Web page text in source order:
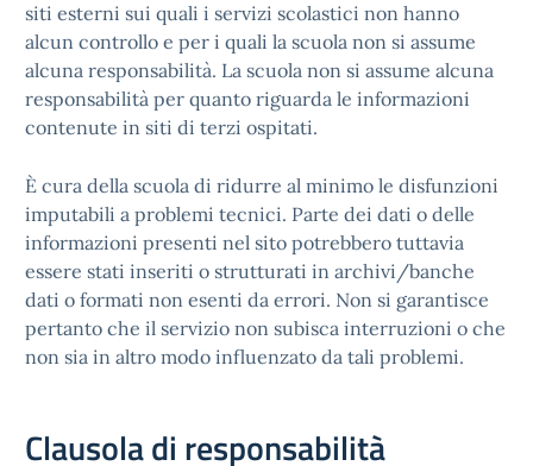
siti esterni sui quali i servizi scolastici non hanno
alcun controllo e per i quali la scuola non si assume
alcuna responsabilità. La scuola non si assume alcuna
responsabilità per quanto riguarda le informazioni
contenute in siti di terzi ospitati.
È cura della scuola di ridurre al minimo le disfunzioni
imputabili a problemi tecnici. Parte dei dati o delle
informazioni presenti nel sito potrebbero tuttavia
essere stati inseriti o strutturati in archivi/banche
dati o formati non esenti da errori. Non si garantisce
pertanto che il servizio non subisca interruzioni o che
non sia in altro modo influenzato da tali problemi.
Clausola di responsabilità